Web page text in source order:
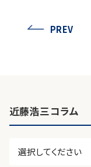
PREV
近藤浩三コラム